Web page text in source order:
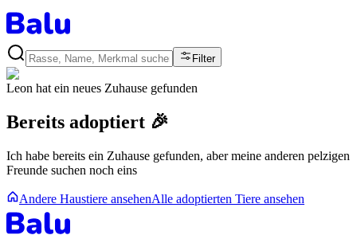
Filter
Leon hat ein neues Zuhause gefunden
Bereits adoptiert 🎉
Ich habe bereits ein Zuhause gefunden, aber meine anderen pelzigen
Freunde suchen noch eins
Andere Haustiere ansehenAlle adoptierten Tiere ansehen